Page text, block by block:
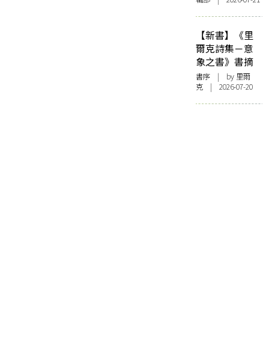
【新書】《里
爾克詩集－意
象之書》書摘
書序 | by 里爾
克 | 2026-07-20